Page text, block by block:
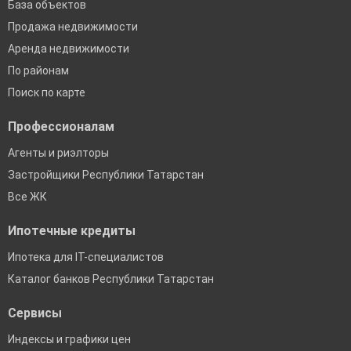
База объектов
Продажа недвижимости
Аренда недвижимости
По районам
Поиск по карте
Профессионалам
Агенты и риэлторы
Застройщики Республики Татарстан
Все ЖК
Ипотечные кредиты
Ипотека для IT-специалистов
Каталог банков Республики Татарстан
Сервисы
Индексы и графики цен